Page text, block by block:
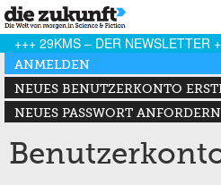
+++ 29KMS – DER NEWSLETTER
Haupt-Reiter
ANMELDEN
(AKTIVER REITER)
NEUES BENUTZERKONTO
NEUES PASSWORT ANFORDERN